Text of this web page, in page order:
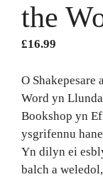
the
£16.99
O Shakepesare
Word yn
Bookshop yn
ysgrifennu
Yn dilyn ei
balch a